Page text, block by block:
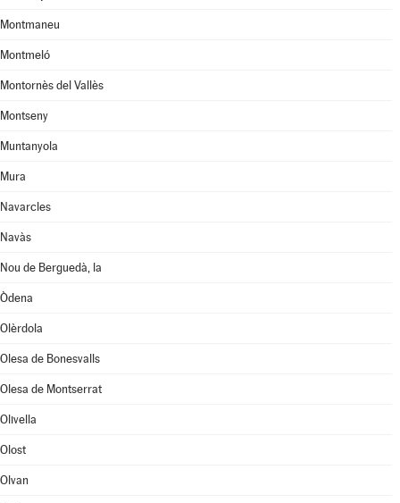
Montmaneu
Montmeló
Montornès del Vallès
Montseny
Muntanyola
Mura
Navarcles
Navàs
Nou de Berguedà, la
Òdena
Olèrdola
Olesa de Bonesvalls
Olesa de Montserrat
Olivella
Olost
Olvan